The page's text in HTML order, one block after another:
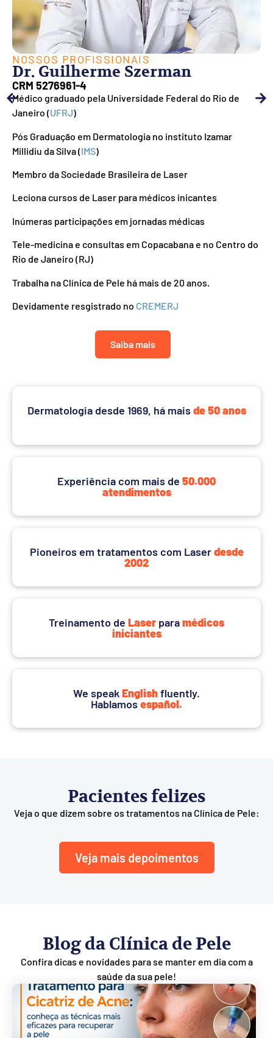
NOSSOS PROFISSIONAIS
Dr. Guilherme Szerman
CRM 5276961-4
Médico graduado pela Universidade Federal do Rio de
Janeiro (UFRJ)
Pós Graduação em Dermatologia no instituto Izamar
Millidiu da Silva (IMS)
Membro da Sociedade Brasileira de Laser
Leciona cursos de Laser para médicos inicantes
Inúmeras participações em jornadas médicas
Tele-medicina e consultas em Copacabana e no Centro do
Rio de Janeiro (RJ)
Trabalha na Clínica de Pele há mais de 20 anos.
Devidamente resgistrado no CREMERJ
Saiba mais
Dermatologia desde 1969, há maisde 50 anos
Experiência com mais de 50.000
atendimentos
Pioneiros em tratamentos com Laserdesde
2002
Treinamento de Laser paramédicos
iniciantes
We speakEnglishfluently.
Hablamosespañol.
Pacientes felizes
Veja o que dizem sobre os tratamentos na Clínica de Pele:
Veja mais depoimentos
Blog da Clínica de Pele
Confira dicas e novidades para se manter em dia com a
saúde da sua pele!